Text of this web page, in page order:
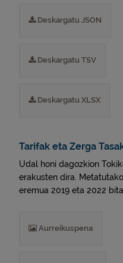
Deskargatu JSON
Deskargatu TSV
Deskargatu XLSX
Tarifak eta Zerga
Udal honi dagozkion
erakusten dira.
eremua 2019 eta 2022
Aurreikuspena